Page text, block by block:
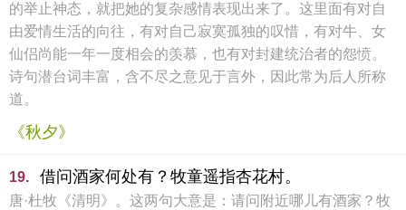
的举止神态，就把她的复杂感情表现出来了。这里面有对自
由爱情生活的向往，有对自己寂寞孤独的叹惜，有对牛、女
仙侣尚能一年一度相会的羡慕，也有对封建统治者的怨愤。
诗句潜台词丰富，含不尽之意见于言外，因此常为后人所称
道。
《秋夕》
19. 借问酒家何处有？牧童遥指杏花村。
唐·杜牧《清明》。这两句大意是：请问附近哪儿有酒家？牧